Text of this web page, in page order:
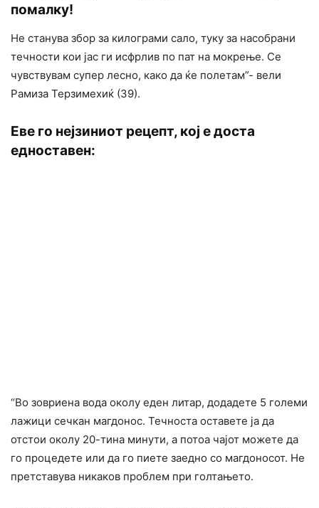
помалку!
Не станува збор за килограми сало, туку за насобрани
течности кои јас ги исфрлив по пат на мокрење. Се
чувствувам супер лесно, како да ќе полетам”- вели
Рамиза Терзимехиќ (39).
Еве го нејзиниот рецепт, кој е доста
едноставен:
“Во зовриена вода околу еден литар, додадете 5 големи
лажици сечкан магдонос. Течноста оставете ја да
отстои околу 20-тина минути, а потоа чајот можете да
го процедете или да го пиете заедно со магдоносот. Не
претставува никаков проблем при голтањето.